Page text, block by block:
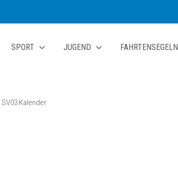
SPORT JUGEND FAHRTENSEGELN
SV03 Kalender